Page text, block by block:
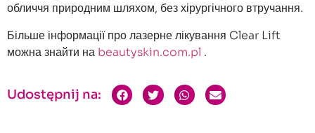
обличчя природним шляхом, без хірургічного втручання.
Більше інформації про лазерне лікування Clear Lift
можна знайти на beautyskin.com.pl .
Udostępnij na: